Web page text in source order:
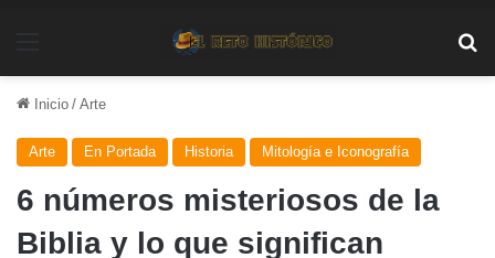
Inicio / Arte
Arte En Portada Historia Mitología e Iconografía
6 números misteriosos de la
Biblia y lo que significan